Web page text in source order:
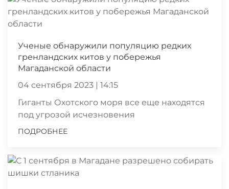
Ученые обнаружили популяцию редких
гренландских китов у побережья
Магаданской области
04 сентября 2023 | 14:15
Гиганты Охотского моря все еще находятся
под угрозой исчезновения
ПОДРОБНЕЕ